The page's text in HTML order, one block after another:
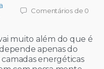
Comentários de 0
muito além do que é
apenas do
energéticas